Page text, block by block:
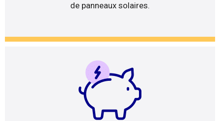
de panneaux solaires.